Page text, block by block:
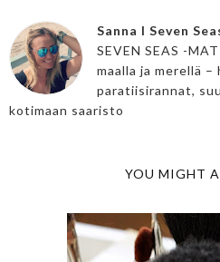
Sanna I Seven
SEVEN SEAS -
maalla ja merellä
paratiisirannat,
kotimaan saaristo
YOU MIGHT